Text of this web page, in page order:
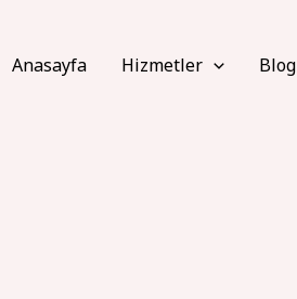
Anasayfa
Hizmetler Blog